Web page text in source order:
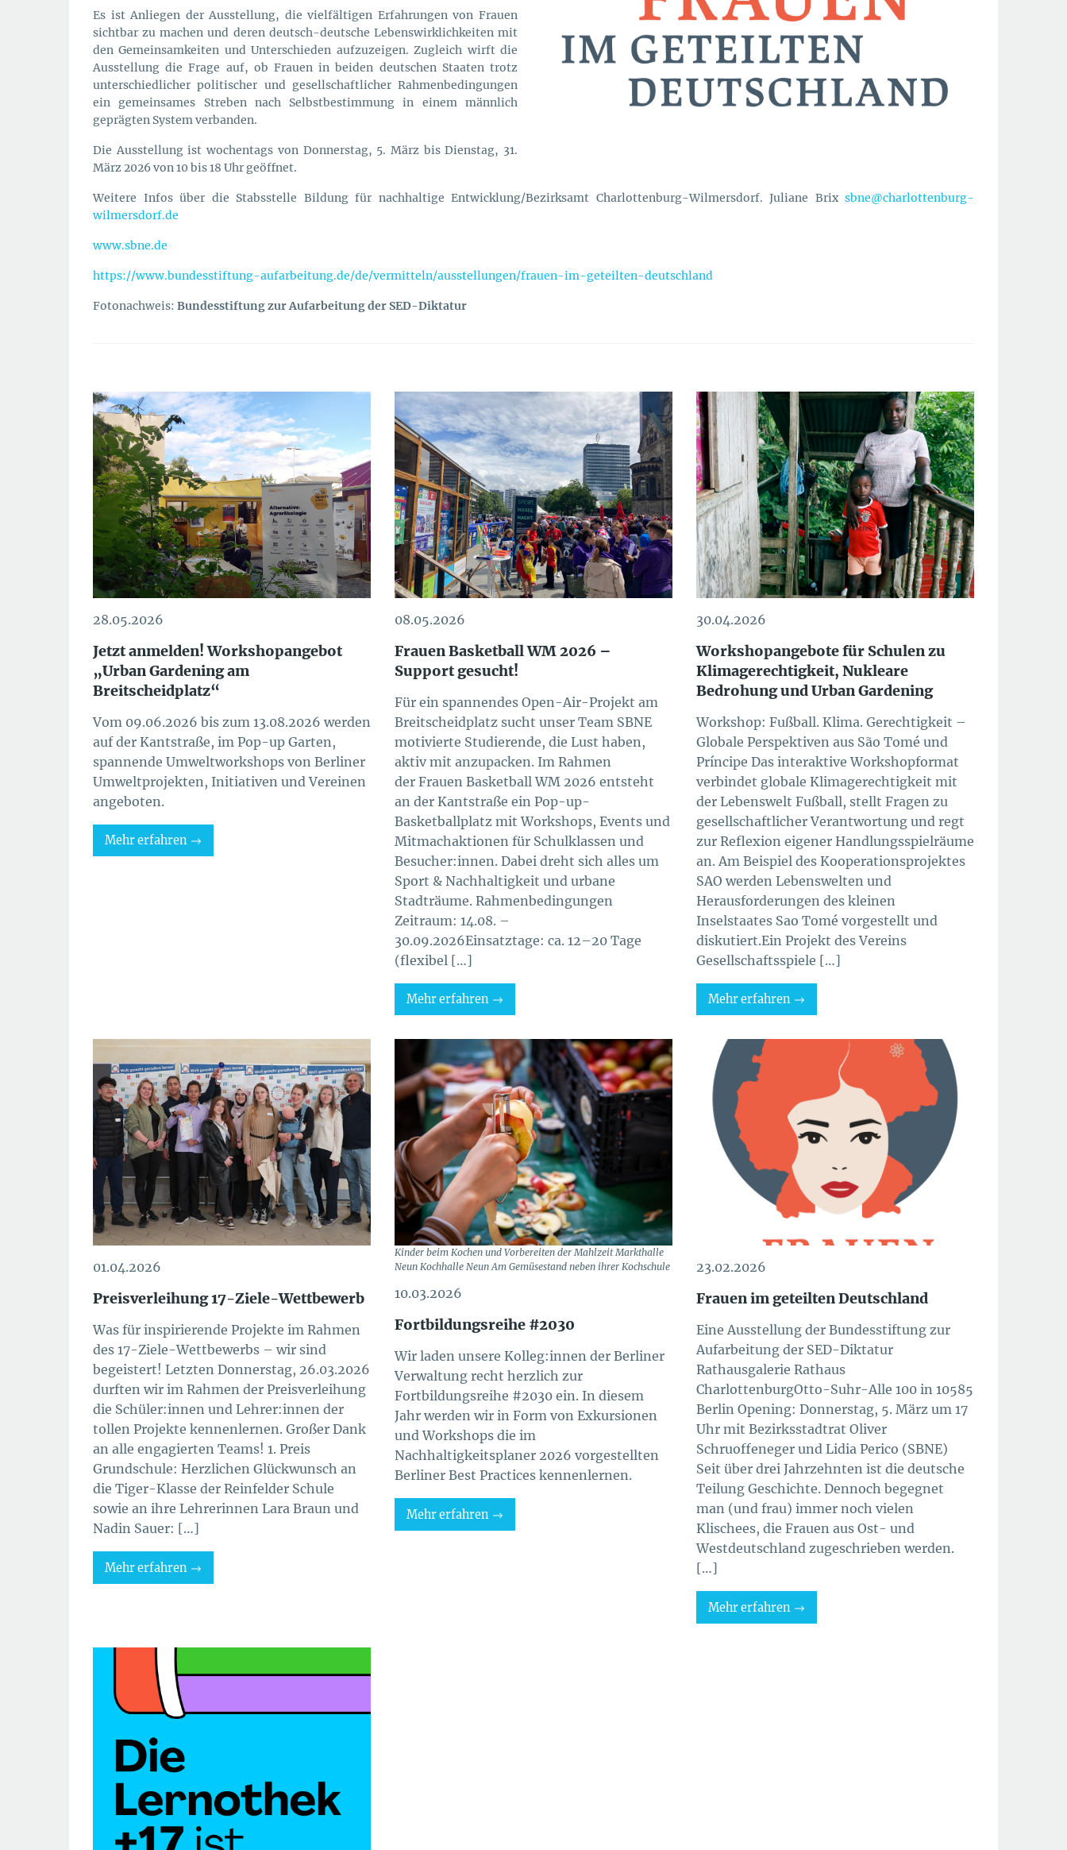
Es ist Anliegen der Ausstellung, die vielfältigen Erfahrungen von Frauen
sichtbar zu machen und deren deutsch-deutsche Lebenswirklichkeiten mit
den Gemeinsamkeiten und Unterschieden aufzuzeigen. Zugleich wirft die
Ausstellung die Frage auf, ob Frauen in beiden deutschen Staaten trotz
unterschiedlicher politischer und gesellschaftlicher Rahmenbedingungen
ein gemeinsames Streben nach Selbstbestimmung in einem männlich
geprägten System verbanden.
Die Ausstellung ist wochentags von Donnerstag, 5. März bis Dienstag, 31.
März 2026 von 10 bis 18 Uhr geöffnet.
Weitere Infos über die Stabsstelle Bildung für nachhaltige Entwicklung/Bezirksamt Charlottenburg-Wilmersdorf. Juliane Brix sbne@charlottenburg-
wilmersdorf.de
www.sbne.de
https://www.bundesstiftung-aufarbeitung.de/de/vermitteln/ausstellungen/frauen-im-geteilten-deutschland
Fotonachweis: Bundesstiftung zur Aufarbeitung der SED-Diktatur
28.05.2026
Jetzt anmelden! Workshopangebot
„Urban Gardening am
Breitscheidplatz“
Vom 09.06.2026 bis zum 13.08.2026 werden
auf der Kantstraße, im Pop-up Garten,
spannende Umweltworkshops von Berliner
Umweltprojekten, Initiativen und Vereinen
angeboten.
Mehr erfahren
08.05.2026
Frauen Basketball WM 2026 –
Support gesucht!
Für ein spannendes Open-Air-Projekt am
Breitscheidplatz sucht unser Team SBNE
motivierte Studierende, die Lust haben,
aktiv mit anzupacken. Im Rahmen
der Frauen Basketball WM 2026 entsteht
an der Kantstraße ein Pop-up-
Basketballplatz mit Workshops, Events und
Mitmachaktionen für Schulklassen und
Besucher:innen. Dabei dreht sich alles um
Sport & Nachhaltigkeit und urbane
Stadträume. Rahmenbedingungen
Zeitraum: 14.08. –
30.09.2026Einsatztage: ca. 12–20 Tage
(flexibel […]
Mehr erfahren
30.04.2026
Workshopangebote für Schulen zu
Klimagerechtigkeit, Nukleare
Bedrohung und Urban Gardening
Workshop: Fußball. Klima. Gerechtigkeit –
Globale Perspektiven aus São Tomé und
Príncipe Das interaktive Workshopformat
verbindet globale Klimagerechtigkeit mit
der Lebenswelt Fußball, stellt Fragen zu
gesellschaftlicher Verantwortung und regt
zur Reflexion eigener Handlungsspielräume
an. Am Beispiel des Kooperationsprojektes
SAO werden Lebenswelten und
Herausforderungen des kleinen
Inselstaates Sao Tomé vorgestellt und
diskutiert.Ein Projekt des Vereins
Gesellschaftsspiele […]
Mehr erfahren
01.04.2026
Preisverleihung 17-Ziele-Wettbewerb
Was für inspirierende Projekte im Rahmen
des 17-Ziele-Wettbewerbs – wir sind
begeistert! Letzten Donnerstag, 26.03.2026
durften wir im Rahmen der Preisverleihung
die Schüler:innen und Lehrer:innen der
tollen Projekte kennenlernen. Großer Dank
an alle engagierten Teams! 1. Preis
Grundschule: Herzlichen Glückwunsch an
die Tiger-Klasse der Reinfelder Schule
sowie an ihre Lehrerinnen Lara Braun und
Nadin Sauer: […]
Mehr erfahren
Kinder beim Kochen und Vorbereiten der Mahlzeit Markthalle
Neun Kochhalle Neun Am Gemüsestand neben ihrer Kochschule
10.03.2026
Fortbildungsreihe #2030
Wir laden unsere Kolleg:innen der Berliner
Verwaltung recht herzlich zur
Fortbildungsreihe #2030 ein. In diesem
Jahr werden wir in Form von Exkursionen
und Workshops die im
Nachhaltigkeitsplaner 2026 vorgestellten
Berliner Best Practices kennenlernen.
Mehr erfahren
23.02.2026
Frauen im geteilten Deutschland
Eine Ausstellung der Bundesstiftung zur
Aufarbeitung der SED-Diktatur
Rathausgalerie Rathaus
CharlottenburgOtto-Suhr-Alle 100 in 10585
Berlin Opening: Donnerstag, 5. März um 17
Uhr mit Bezirksstadtrat Oliver
Schruoffeneger und Lidia Perico (SBNE)
Seit über drei Jahrzehnten ist die deutsche
Teilung Geschichte. Dennoch begegnet
man (und frau) immer noch vielen
Klischees, die Frauen aus Ost- und
Westdeutschland zugeschrieben werden.
[…]
Mehr erfahren